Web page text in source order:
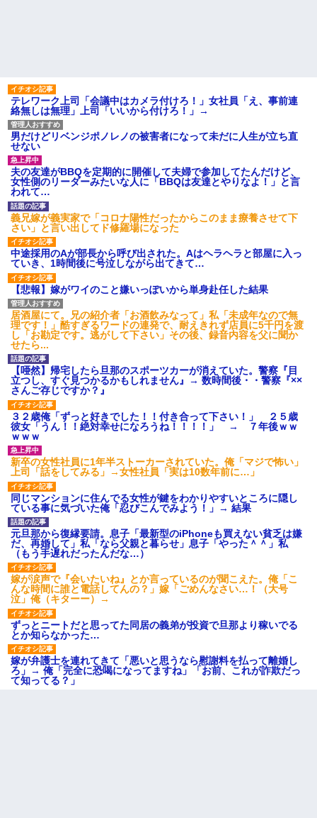
は出てけ！二度と来るな！」結
果・・・
私「初めて飲む味だけどなん
のお茶？」彼「ちっ！」私「」
【GIF】JSのカンチョーワロ
タ
後続車にクラクションを鳴ら
され彼氏が逆切れ。「何クラク
ション鳴らしてんだ！降りてこ
いよ！」と怒鳴りだし...
【衝撃】報酬100万円超の治験
募集がこちらｗｗｗｗｗ(※画像
あり)
【ネット騒然】惨殺されたタ
ワマン頂き女子のこの動画、す
げえええええｗｗｗｗｗｗｗｗ
ｗｗｗ
【愕然】白のクラウン俺氏、
高速道路左車線を制限速度で走
った結果wwwwwwwwwwww
百年の恋12-899 食べた量を
張り合ってくる
【悲報】佐藤輝明・・・２軍
でも盛大にやらかす←あまり悲
しませないでくれ
テレワーク上司「会議中はカメラ付けろ！」女社員「え、事前連
絡無しは無理」上司「いいから付けろ！」→
男だけどリベンジポノレノの被害者になって未だに人生が立ち直
せない
夫の友達がBBQを定期的に開催して夫婦で参加してたんだけど、
女性側のリーダーみたいな人に「BBQは友達とやりなよ！」と言
われて…
義兄嫁が義実家で「コロナ陽性だったからこのまま療養させて下
さい」と言い出してド修羅場になった
中途採用のAが部長から呼び出された。Aはヘラヘラと部屋に入っ
ていき、1時間後に号泣しながら出てきて…
【悲報】嫁がワイのこと嫌いっぽいから単身赴任した結果
居酒屋にて。兄の紹介者「お酒飲みなって」私「未成年なので無
理です！」酷すぎるワードの連発で、耐えきれず店員に5千円を渡
し「お勘定です。逃がして下さい」その後、録音内容を父に聞か
せたら...
【唖然】帰宅したら旦那のスポーツカーが消えていた。警察『目
立つし、すぐ見つかるかもしれません』→ 数時間後・・警察『××
さんご存じですか？』
３２歳俺「ずっと好きでした！！付き合って下さい！」 ２５歳
彼女「うん！！絶対幸せになろうね！！！！」 → ７年後ｗｗ
ｗｗｗ
新卒の女性社員に1年半ストーカーされていた。俺「マジで怖い」
上司「話をしてみる」→女性社員「実は10数年前に…」
同じマンションに住んでる女性が鍵をわかりやすいところに隠し
ている事に気づいた俺「忍びこんでみよう！」→ 結果
元旦那から復縁要請。息子「最新型のiPhoneも買えない貧乏は嫌
だ、再婚して」私「なら父親と暮らせ」息子「やった＾＾」私
（もう手遅れだったんだな…）
嫁が涙声で『会いたいね』とか言っているのが聞こえた。俺「こ
んな時間に誰と電話してんの？」嫁「ごめんなさい…！（大号
泣」俺（キターー）→
ずっとニートだと思ってた同居の義弟が投資で旦那より稼いでる
とか知らなかった…
嫁が弁護士を連れてきて「悪いと思うなら慰謝料を払って離婚し
ろ」→ 俺「完全に恐喝になってますね」「お前、これが詐欺だっ
て知ってる？」